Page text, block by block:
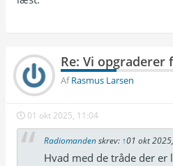
Re: Vi
AfRasmus Larsen
01 okt 2025, 11:04
Radiomandenskrev: ↑01 okt
Hvad med de tråde der